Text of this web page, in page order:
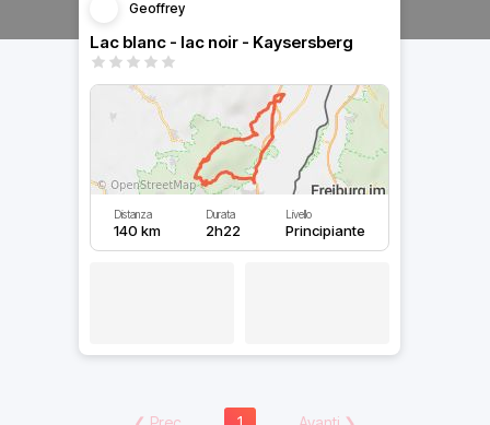
Geoffrey
Lac blanc - lac noir - Kaysersberg
Distanza
140 km
Durata
2h22
Livello
Principiante